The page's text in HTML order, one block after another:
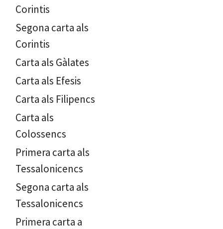
Corintis
Segona carta als
Corintis
Carta als Gàlates
Carta als Efesis
Carta als Filipencs
Carta als
Colossencs
Primera carta als
Tessalonicencs
Segona carta als
Tessalonicencs
Primera carta a